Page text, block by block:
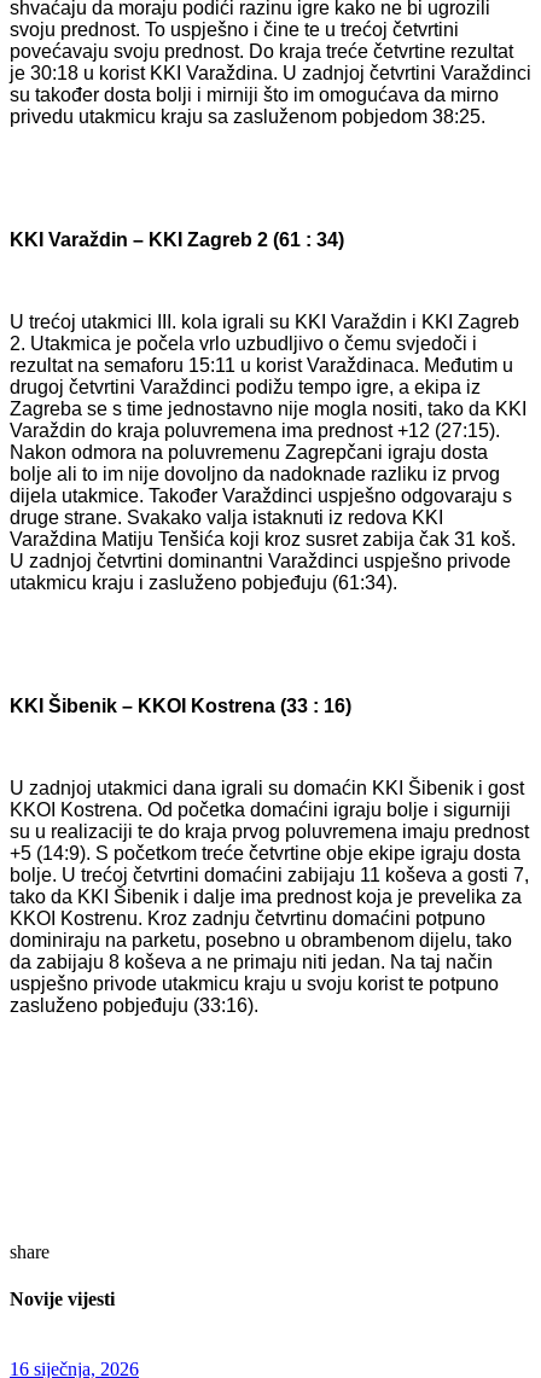
shvaćaju da moraju podići razinu igre kako ne bi ugrozili
svoju prednost. To uspješno i čine te u trećoj četvrtini
povećavaju svoju prednost. Do kraja treće četvrtine rezultat
je 30:18 u korist KKI Varaždina. U zadnjoj četvrtini Varaždinci
su također dosta bolji i mirniji što im omogućava da mirno
privedu utakmicu kraju sa zasluženom pobjedom 38:25.
KKI Varaždin – KKI Zagreb 2 (61 : 34)
U trećoj utakmici III. kola igrali su KKI Varaždin i KKI Zagreb
2. Utakmica je počela vrlo uzbudljivo o čemu svjedoči i
rezultat na semaforu 15:11 u korist Varaždinaca. Međutim u
drugoj četvrtini Varaždinci podižu tempo igre, a ekipa iz
Zagreba se s time jednostavno nije mogla nositi, tako da KKI
Varaždin do kraja poluvremena ima prednost +12 (27:15).
Nakon odmora na poluvremenu Zagrepčani igraju dosta
bolje ali to im nije dovoljno da nadoknade razliku iz prvog
dijela utakmice. Također Varaždinci uspješno odgovaraju s
druge strane. Svakako valja istaknuti iz redova KKI
Varaždina Matiju Tenšića koji kroz susret zabija čak 31 koš.
U zadnjoj četvrtini dominantni Varaždinci uspješno privode
utakmicu kraju i zasluženo pobjeđuju (61:34).
KKI Šibenik – KKOI Kostrena (33 : 16)
U zadnjoj utakmici dana igrali su domaćin KKI Šibenik i gost
KKOI Kostrena. Od početka domaćini igraju bolje i sigurniji
su u realizaciji te do kraja prvog poluvremena imaju prednost
+5 (14:9). S početkom treće četvrtine obje ekipe igraju dosta
bolje. U trećoj četvrtini domaćini zabijaju 11 koševa a gosti 7,
tako da KKI Šibenik i dalje ima prednost koja je prevelika za
KKOI Kostrenu. Kroz zadnju četvrtinu domaćini potpuno
dominiraju na parketu, posebno u obrambenom dijelu, tako
da zabijaju 8 koševa a ne primaju niti jedan. Na taj način
uspješno privode utakmicu kraju u svoju korist te potpuno
zasluženo pobjeđuju (33:16).
share
Novije vijesti
16 siječnja, 2026